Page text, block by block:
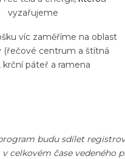
vyzařujeme
víc zaměříme na oblast
(řečové centrum a štítná
krční páteř a ramena
budu sdílet
v celkovém čase vedeného